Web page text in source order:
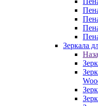
Зеркала